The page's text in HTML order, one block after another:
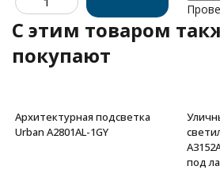
C этим товаром
покупают
Архитектурная подсветка
Urban A2801AL-1GY
под